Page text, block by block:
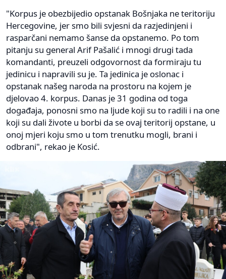
"Korpus je obezbijedio opstanak Bošnjaka ne teritoriju
Hercegovine, jer smo bili svjesni da razjedinjeni i
rasparčani nemamo šanse da opstanemo. Po tom
pitanju su general Arif Pašalić i mnogi drugi tada
komandanti, preuzeli odgovornost da formiraju tu
jedinicu i napravili su je. Ta jedinica je oslonac i
opstanak našeg naroda na prostoru na kojem je
djelovao 4. korpus. Danas je 31 godina od toga
događaja, ponosni smo na ljude koji su to radili i na one
koji su dali živote u borbi da se ovaj teritorij opstane, u
onoj mjeri koju smo u tom trenutku mogli, brani i
odbrani", rekao je Kosić.